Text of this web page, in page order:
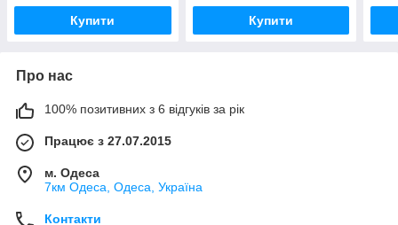
Купити Купити
Про нас
100% позитивних з 6 відгуків за рік
Працює з 27.07.2015
м. Одеса
7км Одеса, Одеса, Україна
Контакти